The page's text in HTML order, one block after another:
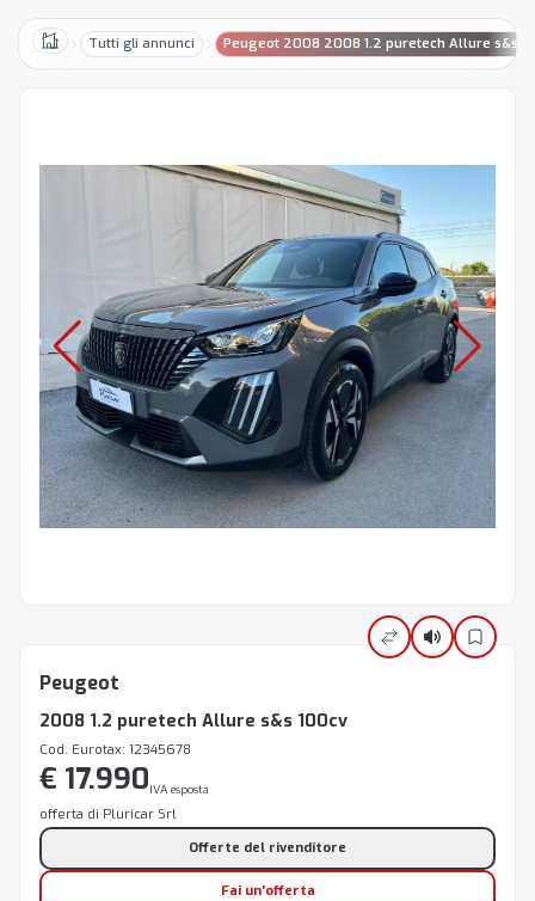
HomeTutti gli annunci Peugeot 2008 2008 1.2 puretech Allure s&s
Peugeot
2008 1.2 puretech Allure s&s 100cv
Cod. Eurotax: 12345678
€ 17.990IVA esposta
offerta di Pluricar Srl
Offerte del rivenditore
Fai un'offerta